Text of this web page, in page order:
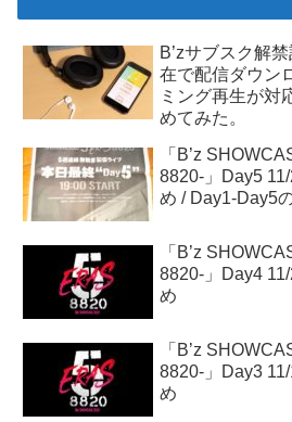
B’zサブスク解
在で配信ダウン
ミング再生が対
めてみた。
「B’z
8820-」Day5
め / Day1-Day5
「B’z
8820-」Day4
め
「B’z
8820-」Day3
め